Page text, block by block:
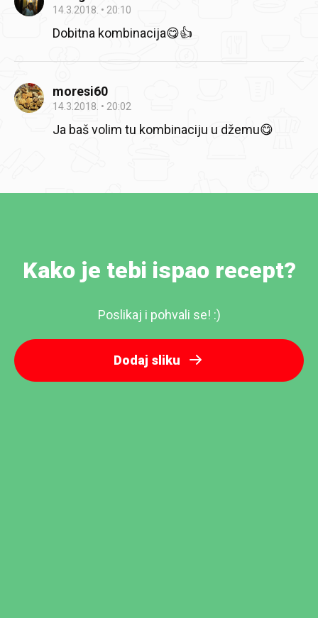
14.3.2018. 20:10
Dobitna kombinacija😋👍
moresi60
14.3.2018. 20:02
Ja baš volim tu kombinaciju u džemu😋
Kako je tebi ispao recept?
Poslikaj i pohvali se! :)
Dodaj sliku